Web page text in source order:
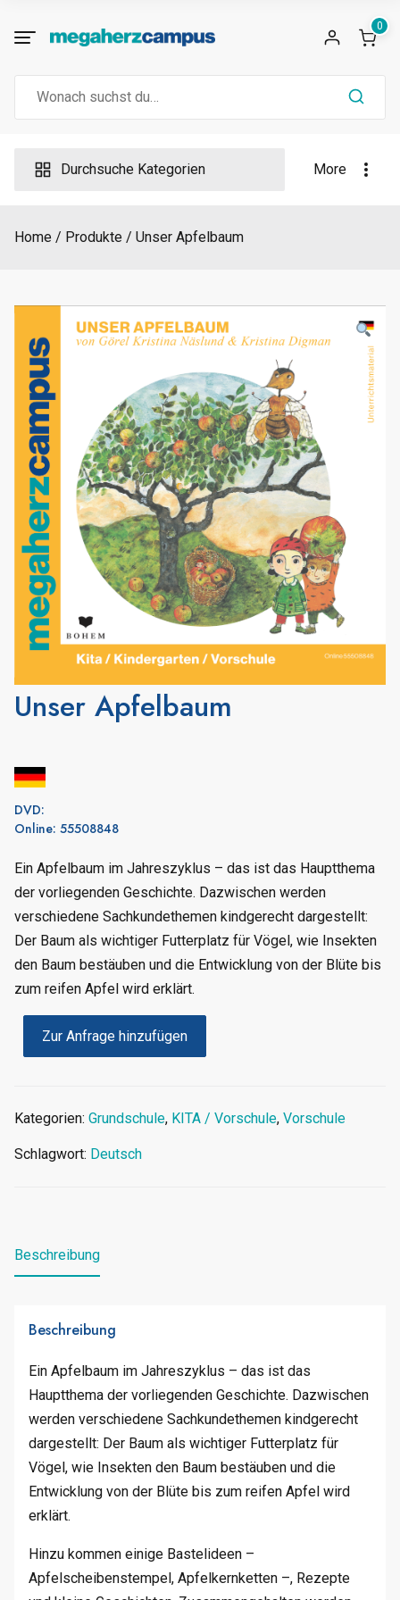
0
Durchsuche Kategorien More
Home Produkte Unser Apfelbaum
Unser Apfelbaum
DVD:
Online: 55508848
Ein Apfelbaum im Jahreszyklus – das ist das Hauptthema
der vorliegenden Geschichte. Dazwischen werden
verschiedene Sachkundethemen kindgerecht dargestellt:
Der Baum als wichtiger Futterplatz für Vögel, wie Insekten
den Baum bestäuben und die Entwicklung von der Blüte bis
zum reifen Apfel wird erklärt.
Zur Anfrage hinzufügen
Kategorien: Grundschule, KITA / Vorschule, Vorschule
Schlagwort: Deutsch
Beschreibung
Beschreibung
Ein Apfelbaum im Jahreszyklus – das ist das
Hauptthema der vorliegenden Geschichte. Dazwischen
werden verschiedene Sachkundethemen kindgerecht
dargestellt: Der Baum als wichtiger Futterplatz für
Vögel, wie Insekten den Baum bestäuben und die
Entwicklung von der Blüte bis zum reifen Apfel wird
erklärt.
Hinzu kommen einige Bastelideen –
Apfelscheibenstempel, Apfelkernketten –, Rezepte